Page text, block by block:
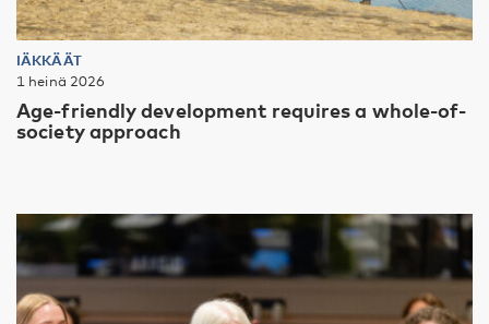
IÄKKÄÄT
1 heinä 2026
Age-friendly development requires a whole-of-
society approach